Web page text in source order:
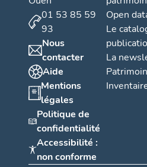
01 53 85 59
93
Nous
contacter
Aide
Mentions
légales
Politique de
confidentialité
Accessibilité :
non conforme
Open
Le
La